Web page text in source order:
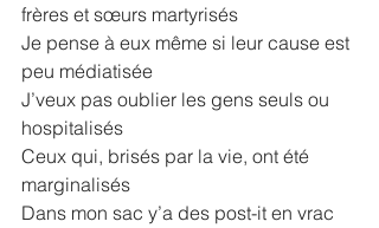
frères et sœurs martyrisés
Je pense à eux même si leur cause est
peu médiatisée
J’veux pas oublier les gens seuls ou
hospitalisés
Ceux qui, brisés par la vie, ont été
marginalisés
Dans mon sac y’a des post-it en vrac